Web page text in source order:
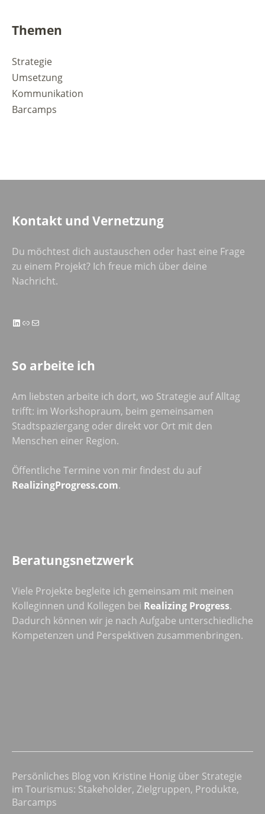
Themen
Strategie
Umsetzung
Kommunikation
Barcamps
Kontakt und Vernetzung
Du möchtest dich austauschen oder hast eine Frage
zu einem Projekt? Ich freue mich über deine
Nachricht.
LinkedIn
LinkE-Mail
So arbeite ich
Am liebsten arbeite ich dort, wo Strategie auf Alltag
trifft: im Workshopraum, beim gemeinsamen
Stadtspaziergang oder direkt vor Ort mit den
Menschen einer Region.
Öffentliche Termine von mir findest du auf
RealizingProgress.com.
Beratungsnetzwerk
Viele Projekte begleite ich gemeinsam mit meinen
Kolleginnen und Kollegen bei Realizing Progress.
Dadurch können wir je nach Aufgabe unterschiedliche
Kompetenzen und Perspektiven zusammenbringen.
Persönliches Blog von Kristine Honig über Strategie
im Tourismus: Stakeholder, Zielgruppen, Produkte,
Barcamps